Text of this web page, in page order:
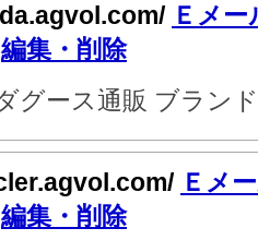
Ｅメー
編集・削除
グース通販 ブランド
Ｅメ
編集・削除